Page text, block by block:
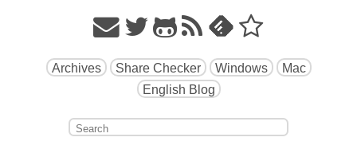
Archives Share Checker Windows
Mac
English Blog